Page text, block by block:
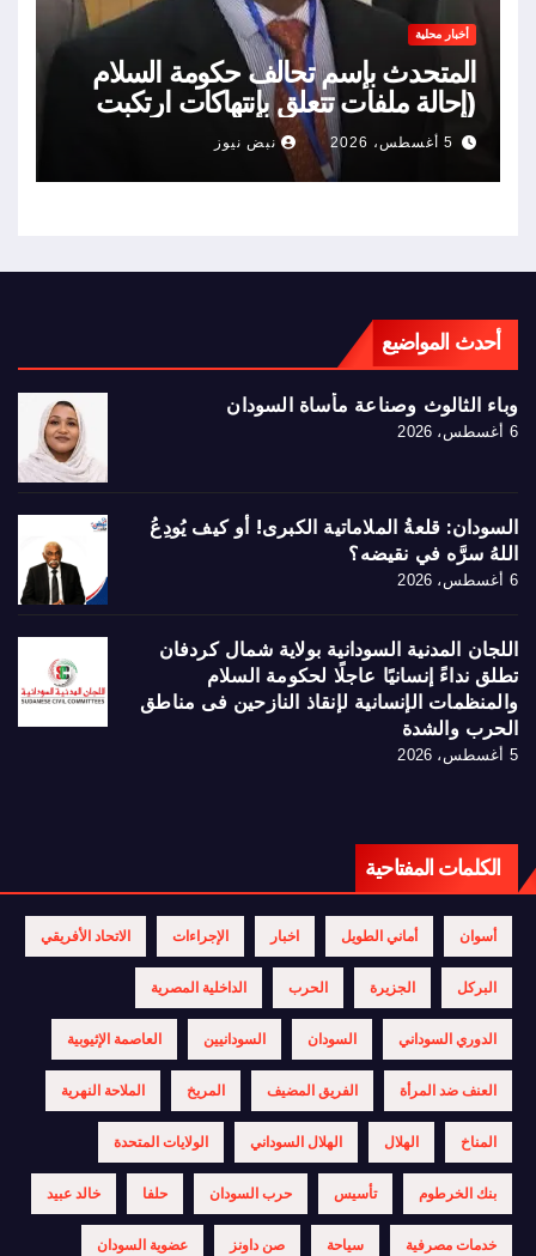
أخبار محلية
المتحدث بإسم تحالف حكومة السلام
(إحالة ملفات تتعلق بإنتهاكات ارتكبت
خلال حرب السودان)
5 أغسطس، 2026 نبض نيوز
أحدث المواضيع
وباء الثالوث وصناعة مأساة السودان
6 أغسطس، 2026
السودان: قلعةُ الملاماتية الكبرى! أو كيف يُودِعُ
اللهُ سرَّه في نقيضه؟
6 أغسطس، 2026
اللجان المدنية السودانية بولاية شمال كردفان
تطلق نداءً إنسانيًا عاجلًا لحكومة السلام
والمنظمات الإنسانية لإنقاذ النازحين فى مناطق
الحرب والشدة
5 أغسطس، 2026
الكلمات المفتاحية
أسوان أماني الطويل اخبار الإجراءات الاتحاد الأفريقي
البركل الجزيرة الحرب الداخلية المصرية
الدوري السوداني السودان السودانيين العاصمة الإثيوبية
العنف ضد المرأة الفريق المضيف المريخ الملاحة النهرية
المناخ الهلال الهلال السوداني الولايات المتحدة
بنك الخرطوم تأسيس حرب السودان حلفا خالد عبيد
خدمات مصرفية سياحة صن داونز عضوية السودان